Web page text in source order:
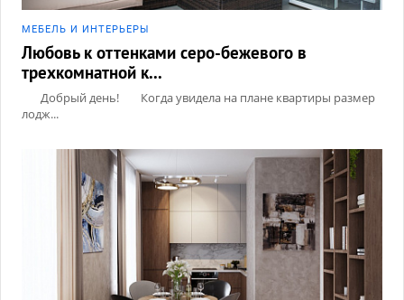
МЕБЕЛЬ И ИНТЕРЬЕРЫ
Любовь к оттенками серо-бежевого в
трехкомнатной к...
Добрый день! Когда увидела на плане квартиры размер
лодж...